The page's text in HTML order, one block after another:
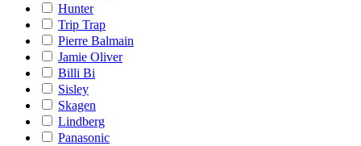
Hunter
Trip Trap
Pierre Balmain
Jamie Oliver
Billi Bi
Sisley
Skagen
Lindberg
Panasonic